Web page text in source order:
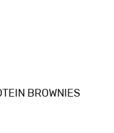
BROWNIES